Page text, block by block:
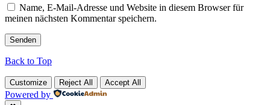
Name, E-Mail-Adresse und Website in diesem Browser für
meinen nächsten Kommentar speichern.
Back to Top
Customize Reject All Accept All
Powered by